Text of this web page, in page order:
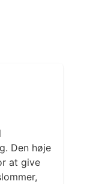
Den høje
at give